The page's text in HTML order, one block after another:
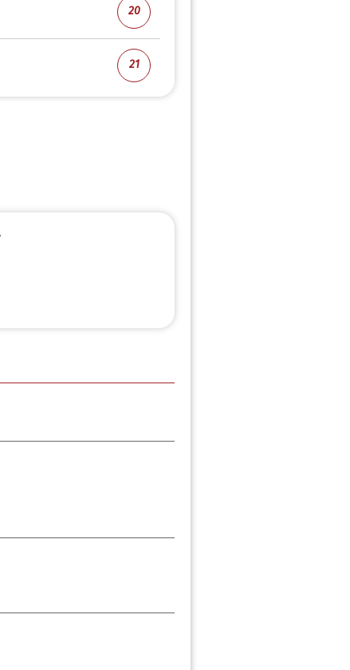
20
21